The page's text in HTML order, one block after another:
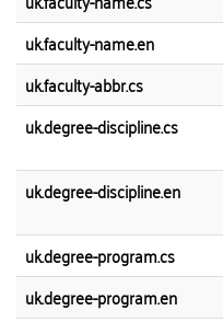
uk.faculty-name.en
uk.faculty-abbr.cs
uk.degree-discipline.cs
uk.degree-discipline.en
uk.degree-program.cs
uk.degree-program.en